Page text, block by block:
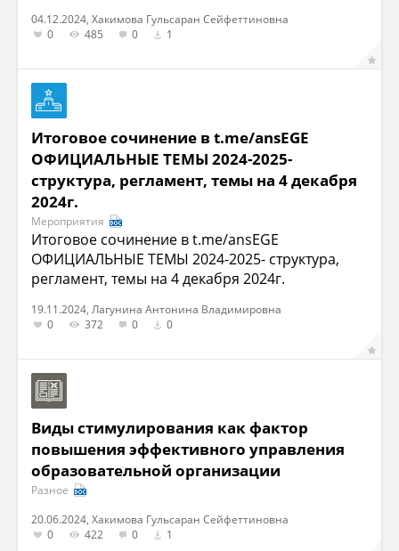
04.12.2024, Хакимова Гульсаран Сейфеттиновна
0
485 0 1
Итоговое сочинение в t.me/ansEGE
ОФИЦИАЛЬНЫЕ ТЕМЫ 2024-2025-
структура, регламент, темы на 4 декабря
2024г.
Мероприятия
Итоговое сочинение в t.me/ansEGE
ОФИЦИАЛЬНЫЕ ТЕМЫ 2024-2025- структура,
регламент, темы на 4 декабря 2024г.
19.11.2024, Лагунина Антонина Владимировна
0
372 0 0
Виды стимулирования как фактор
повышения эффективного управления
образовательной организации
Разное
20.06.2024, Хакимова Гульсаран Сейфеттиновна
0
422 0 1